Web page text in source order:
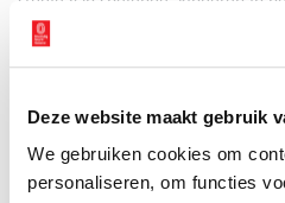
Deze website maakt gebruik
We gebruiken cookies om
personaliseren, om functies
buiten, niet in het gras. Hun
moeten vol zijn van ’t gras
Carrière switch
Wallys carrière kwam abrupt tot
werd ontdekt. Doordat het